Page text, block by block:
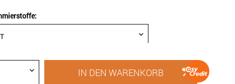
IN DEN WARENKORB